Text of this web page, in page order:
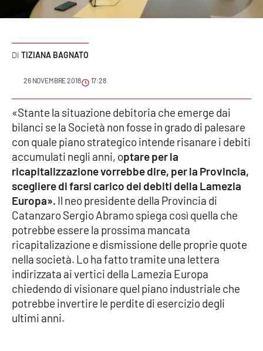
Sport
Meteo
Editoriali
VIDEO
Ambiente
Cronaca
Cultura
Economia e Lavoro
Politica
TIZIANA BAGNATO
26 NOVEMBRE 2018 17:28
«Stante la situazione debitoria che emerge dai
bilanci se la Società non fosse in grado di palesare
con quale piano strategico intende risanare i debiti
accumulati negli anni, optare per la
ricapitalizzazione vorrebbe dire, per la Provincia,
scegliere di farsi carico dei debiti della Lamezia
Europa». Il neo presidente della Provincia di
Catanzaro Sergio Abramo spiega così quella che
potrebbe essere la prossima mancata
ricapitalizazione e dismissione delle proprie quote
nella società. Lo ha fatto tramite una lettera
indirizzata ai vertici della Lamezia Europa
chiedendo di visionare quel piano industriale che
potrebbe invertire le perdite di esercizio degli
ultimi anni.